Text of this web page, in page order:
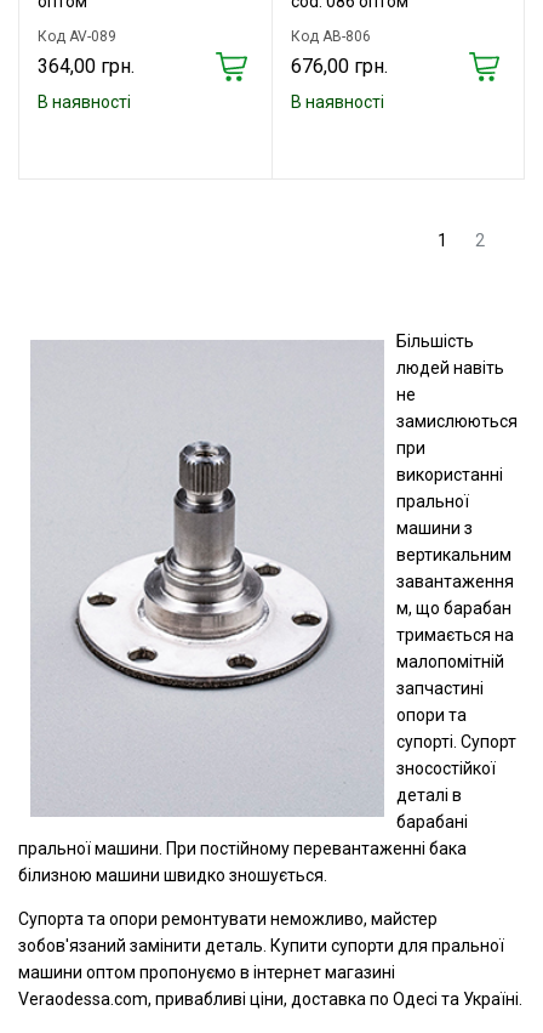
Код AV-089
364,00 грн.
В наявності
Код AB-806
676,00 грн.
В наявності
1 2
Більшість
людей навіть
не
замислюються
при
використанні
пральної
машини з
вертикальним
завантаження
м, що барабан
тримається на
малопомітній
запчастині
опори та
супорті. Супорт
зносостійкої
деталі в
барабані
пральної машини. При постійному перевантаженні бака
білизною машини швидко зношується.
Супорта та опори ремонтувати неможливо, майстер
зобов'язаний замінити деталь. Купити супорти для пральної
машини оптом пропонуємо в інтернет магазині
Veraodessa.com, привабливі ціни, доставка по Одесі та Україні.